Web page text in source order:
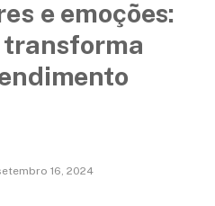
e emoções:
transforma
16, 2024